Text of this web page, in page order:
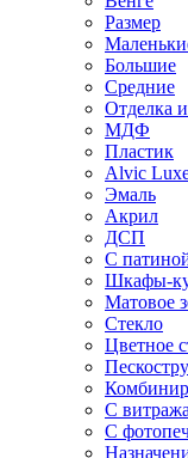
Размер
Большие
Средние
Отделка
МДФ
Пластик
Alvic
Эмаль
Акрил
ДСП
С
Шкафы-
Матовое
Стекло
Цветное
С
С